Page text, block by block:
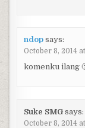
ndop says:
October 8, 2014
komenku ilang
Suke SMG says:
October 8, 2014